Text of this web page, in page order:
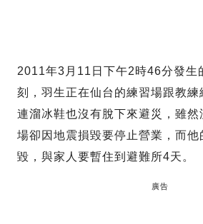
2011年3月11日下午2時46分發生
刻，羽生正在仙台的練習場跟教
連溜冰鞋也沒有脫下來避災，雖然
場卻因地震損毀要停止營業，而他
毀，與家人要暫住到避難所4天。
廣告